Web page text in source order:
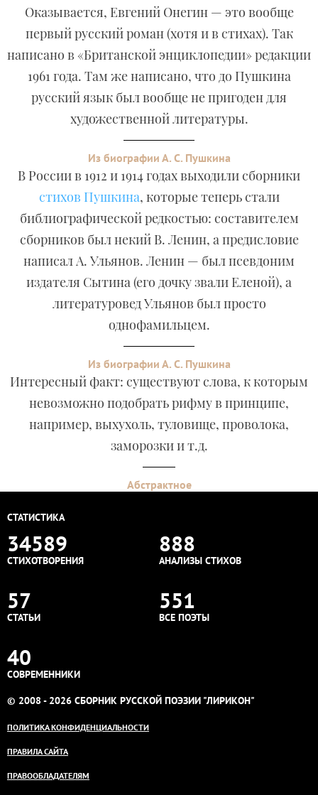
Оказывается, Евгений Онегин — это вообще
первый русский роман (хотя и в стихах). Так
написано в «Британской энциклопедии» редакции
1961 года. Там же написано, что до Пушкина
русский язык был вообще не пригоден для
художественной литературы.
Из биографии А. С. Пушкина
В России в 1912 и 1914 годах выходили сборники
стихов Пушкина, которые теперь стали
библиографической редкостью: составителем
сборников был некий В. Ленин, а предисловие
написал А. Ульянов. Ленин — был псевдоним
издателя Сытина (его дочку звали Еленой), а
литературовед Ульянов был просто
однофамильцем.
Из биографии А. С. Пушкина
Интересный факт: существуют слова, к которым
невозможно подобрать рифму в принципе,
например, выхухоль, туловище, проволока,
заморозки и т.д.
Абстрактное
СТАТИСТИКА
34589
СТИХОТВОРЕНИЯ
888
АНАЛИЗЫ СТИХОВ
57
СТАТЬИ
551
ВСЕ ПОЭТЫ
40
СОВРЕМЕННИКИ
© 2008 - 2026 СБОРНИК РУССКОЙ ПОЭЗИИ "ЛИРИКОН"
ПОЛИТИКА КОНФИДЕНЦИАЛЬНОСТИ
ПРАВИЛА САЙТА
ПРАВООБЛАДАТЕЛЯМ